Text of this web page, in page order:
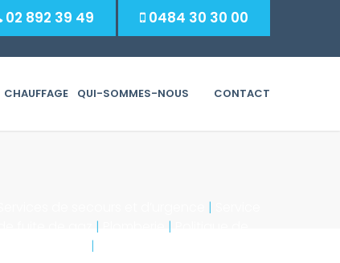
02 892 39 49 0484 30 30 00
CHAUFFAGE QUI-SOMMES-NOUS CONTACT
|
| |
|